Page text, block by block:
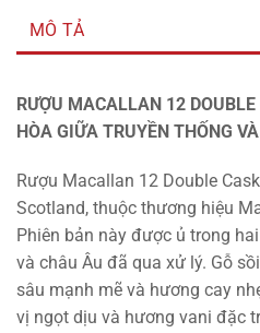
MÔ TẢ
RƯỢU MACALLAN 12
HÒA GIỮA TRUYỀN THỐNG
Rượu Macallan 12 Double
Scotland, thuộc thương hiệu
Phiên bản này được ủ trong
và châu Âu đã qua xử lý. Gỗ
sâu mạnh mẽ và hương cay
vị ngọt dịu và hương vani đặc